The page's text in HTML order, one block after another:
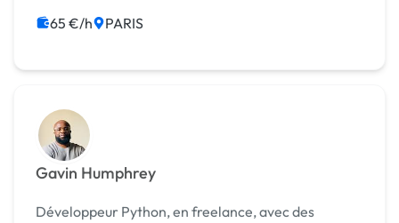
Migration ou refonte de site
65 €/h PARIS
Gavin Humphrey
Développeur Python, en freelance, avec des